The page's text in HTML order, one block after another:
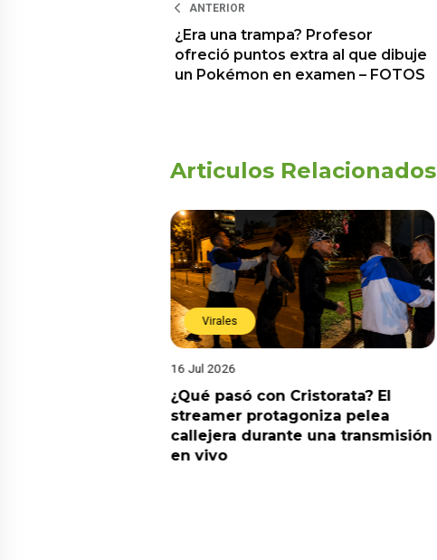
ANTERIOR
¿Era una trampa? Profesor
ofreció puntos extra al que dibuje
un Pokémon en examen – FOTOS
Articulos Relacionados
Virales
16 Jul 2026
¿Qué pasó con Cristorata? El
streamer protagoniza pelea
callejera durante una transmisión
en vivo